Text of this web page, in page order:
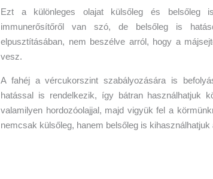
Ezt a különleges olajat külsőleg és belsőleg
immunerősítőről van szó, de belsőleg is
elpusztításában, nem beszélve arról, hogy a
vesz.
A fahéj a vércukorszint szabályozására is
hatással is rendelkezik, így bátran használhatjuk
valamilyen hordozóolajjal, majd vigyük fel a
nemcsak külsőleg, hanem belsőleg is kihasználhatjuk